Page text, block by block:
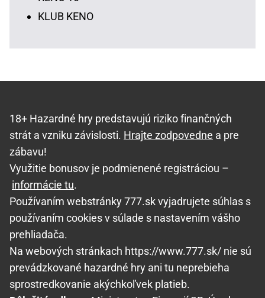
KLUB KENO
18+ Hazardné hry predstavujú riziko finančných
strát a vzniku závislosti. Hrajte zodpovedne a pre
zábavu!
Využitie bonusov je podmienené registráciou –
informácie tu.
Používaním webstránky 777.sk vyjadrujete súhlas s
používaním cookies v súlade s nastavením vášho
prehliadača.
Na webových stránkach https://www.777.sk/ nie sú
prevádzkované hazardné hry ani tu neprebieha
sprostredkovanie akýchkoľvek platieb.